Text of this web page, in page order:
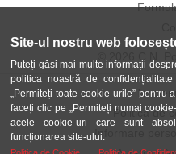
Site-ul nostru web
Puteți găsi mai multe informații
politica noastră de
„Permiteți toate cookie-urile” pentru
faceți clic pe „Permiteți numai
acele cookie-uri care sunt
funcționarea site-ului.
Politica de
Informare